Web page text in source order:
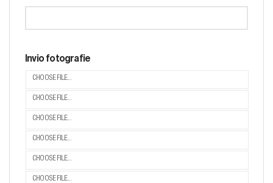
Invio fotografie
CHOOSE FILE...
CHOOSE FILE...
CHOOSE FILE...
CHOOSE FILE...
CHOOSE FILE...
CHOOSE FILE...